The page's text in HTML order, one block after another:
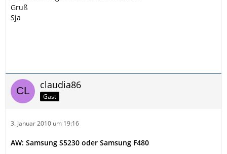
Gruß
Sja
claudia86
Gast
3. Januar 2010 um 19:16
AW: Samsung S5230 oder Samsung F480